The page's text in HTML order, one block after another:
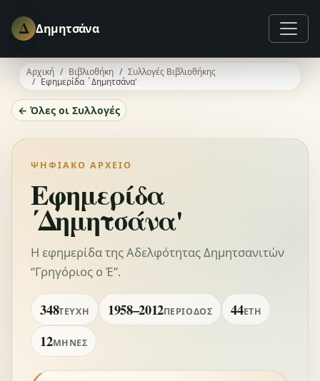
Δ Δημητσάνα
Αρχική Βιβλιοθήκη
Συλλογές Βιβλιοθήκης
Εφημερίδα ΄Δημητσάνα'
← Όλες οι Συλλογές
ΨΗΦΙΑΚΌ ΑΡΧΕΊΟ
Εφημερίδα
΄Δημητσάνα'
Η εφημερίδα της Αδελφότητας Δημητσανιτών
“Γρηγόριος ο Έ”.
348ΤΕΎΧΗ 1958–2012ΠΕΡΊΟΔΟΣ 44ΈΤΗ
12ΜΉΝΕΣ